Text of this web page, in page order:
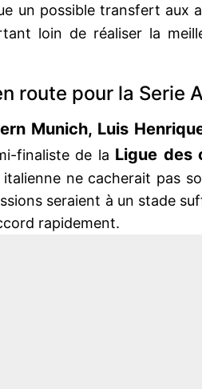
un possible transfert aux
loin de réaliser la
route pour la Serie A
Munich, Luis
finaliste de la Ligue des
ne cacherait pas
seraient à un stade
rapidement.